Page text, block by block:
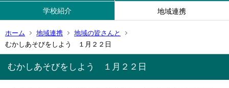
学校紹介 地域連携
ホーム 地域連携
地域の皆さんと
むかしあそびをしよう １月２２日
むかしあそびをしよう １月２２日